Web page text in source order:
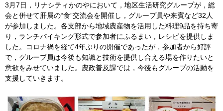
3月7日，リナシティかのやにおいて，地区生活研究グループが，総
会と併せて肝属の“食”交流会を開催し，グループ員や来賓など32人
が参加しました。各支部から地域農産物を活用した料理9品を持ち寄
り，ランチバイキング形式で参加者にふるまい，レシピを提供しま
した。コロナ禍を経て4年ぶりの開催であったが，参加者から好評
で，グループ員は今後も知識と技術を提供し合える場を作りたいと
意欲をみせていました。農政普及課では，今後もグループの活動を
支援していきます。